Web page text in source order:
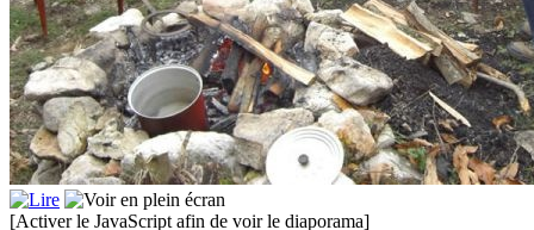
[Activer le JavaScript afin de voir le diaporama]